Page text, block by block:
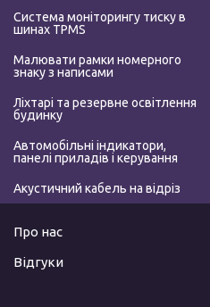
Система моніторингу тиску в
шинах TPMS
Малювати рамки номерного
знаку з написами
Ліхтарі та резервне освітлення
будинку
Автомобільні індикатори,
панелі приладів і керування
Акустичний кабель на відріз
Про нас
Відгуки